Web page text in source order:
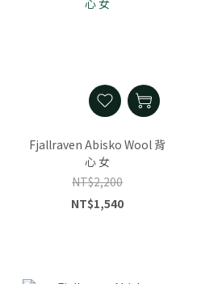
Fjallraven Abisko Wool 背
心 女
NT$2,200
NT$1,540